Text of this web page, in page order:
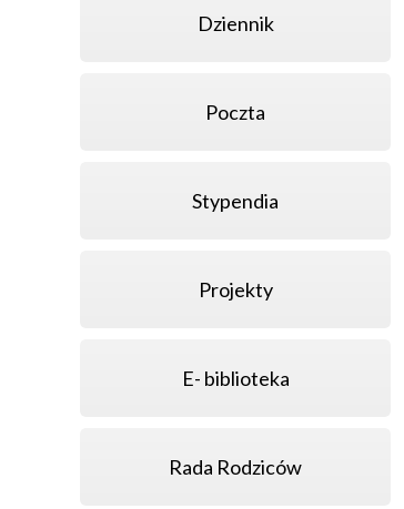
Dziennik
Poczta
Stypendia
Projekty
E- biblioteka
Rada Rodziców